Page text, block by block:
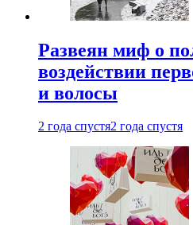
Развеян миф о
воздействии
и волосы
2 года спустя2 года спустя